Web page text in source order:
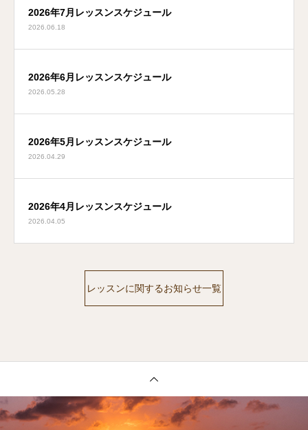
2026年7月レッスンスケジュール
2026.06.18
2026年6月レッスンスケジュール
2026.05.28
2026年5月レッスンスケジュール
2026.04.29
2026年4月レッスンスケジュール
2026.04.05
レッスンに関するお知らせ一覧